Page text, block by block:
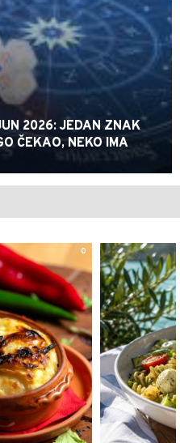
2026: JEDAN ZNAK
ČEKAO, NEKO IMA
0